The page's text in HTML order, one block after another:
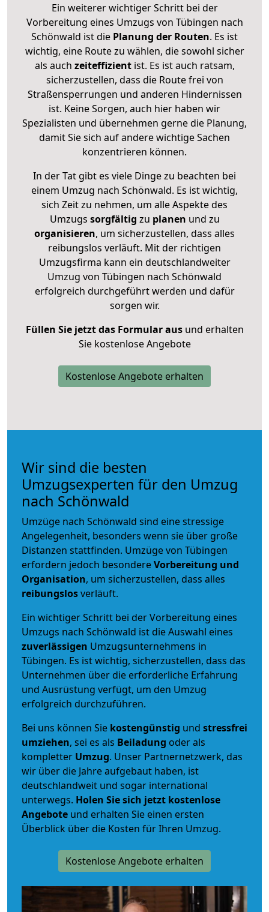
Ein weiterer wichtiger Schritt bei der
Vorbereitung eines Umzugs von Tübingen nach
Schönwald ist die Planung der Routen. Es ist
wichtig, eine Route zu wählen, die sowohl sicher
als auch zeiteffizientist. Es ist auch ratsam,
sicherzustellen, dass die Route frei von
Straßensperrungen und anderen Hindernissen
ist. Keine Sorgen, auch hier haben wir
Spezialisten und übernehmen gerne die Planung,
damit Sie sich auf andere wichtige Sachen
konzentrieren können.
In der Tat gibt es viele Dinge zu beachten bei
einem Umzug nach Schönwald. Es ist wichtig,
sich Zeit zu nehmen, um alle Aspekte des
Umzugs sorgfältig zu planen und zu
organisieren, um sicherzustellen, dass alles
reibungslos verläuft. Mit der richtigen
Umzugsfirma kann ein deutschlandweiter
Umzug von Tübingen nach Schönwald
erfolgreich durchgeführt werden und dafür
sorgen wir.
Füllen Sie jetzt das Formular ausund erhalten
Sie kostenlose Angebote
Kostenlose Angebote erhalten
Wir sind die besten
Umzugsexperten für den Umzug
nach Schönwald
Umzüge nach Schönwald sind eine stressige
Angelegenheit, besonders wenn sie über große
Distanzen stattfinden. Umzüge von Tübingen
erfordern jedoch besondereVorbereitung und
Organisation, um sicherzustellen, dass alles
reibungslosverläuft.
Ein wichtiger Schritt bei der Vorbereitung eines
Umzugs nach Schönwald ist die Auswahl eines
zuverlässigen Umzugsunternehmens in
Tübingen. Es ist wichtig, sicherzustellen, dass das
Unternehmen über die erforderliche Erfahrung
und Ausrüstung verfügt, um den Umzug
erfolgreich durchzuführen.
Bei uns können Sie kostengünstig und stressfrei
umziehen, sei es als Beiladung oder als
kompletter Umzug. Unser Partnernetzwerk, das
wir über die Jahre aufgebaut haben, ist
deutschlandweit und sogar international
unterwegs. Holen Sie sich jetzt kostenlose
Angebote und erhalten Sie einen ersten
Überblick über die Kosten für Ihren Umzug.
Kostenlose Angebote erhalten